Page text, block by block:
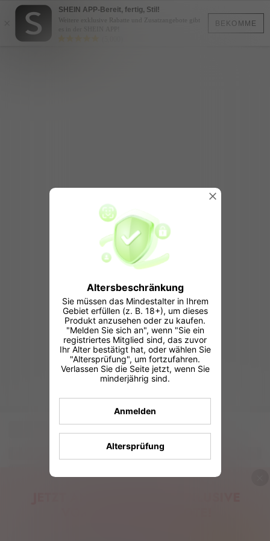
BEKOMME
SHEIN APP-Bereit, fertig, Stil!
Weitere exklusive Rabatte und Zusatzangebote gibt
Altersbeschränkung
Sie müssen das Mindestalter in Ihrem
Gebiet erfüllen (z. B. 18+), um dieses
Produkt anzusehen oder zu kaufen.
"Melden Sie sich an", wenn "Sie ein
registriertes Mitglied sind, das zuvor
Ihr Alter bestätigt hat, oder wählen Sie
"Altersprüfung", um fortzufahren.
Verlassen Sie die Seite jetzt, wenn Sie
minderjährig sind.
Anmelden
Altersprüfung